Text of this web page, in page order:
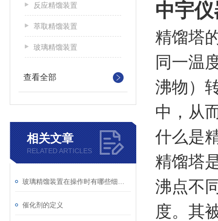
反应精馏装置
萃取精馏装置
玻璃精馏装置
查看全部
相关文章
RELATED ARTICLES
催化剂的定义
中宇
精馏塔
同一温
沸物）
中，从
什么是
精馏塔
沸点不
度。其